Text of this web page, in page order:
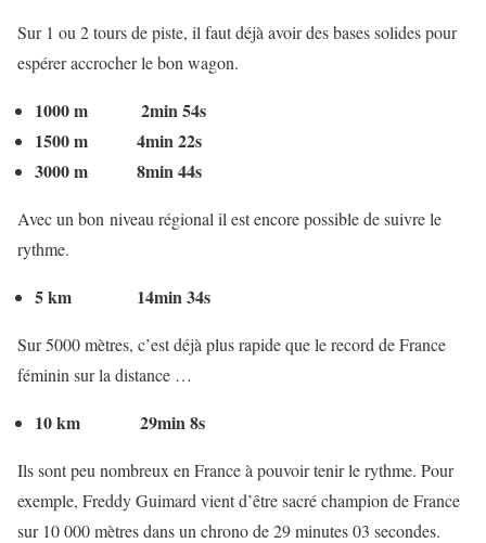
Sur 1 ou 2 tours de piste, il faut déjà avoir des bases solides pour
espérer accrocher le bon wagon.
1000 m 2min 54s
1500 m 4min 22s
3000 m 8min 44s
Avec un bon niveau régional il est encore possible de suivre le
rythme.
5 km 14min 34s
Sur 5000 mètres, c’est déjà plus rapide que le record de France
féminin sur la distance …
10 km 29min 8s
Ils sont peu nombreux en France à pouvoir tenir le rythme. Pour
exemple, Freddy Guimard vient d’être sacré champion de France
sur 10 000 mètres dans un chrono de 29 minutes 03 secondes.